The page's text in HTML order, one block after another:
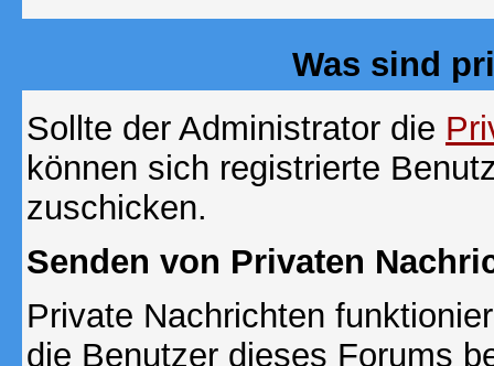
Was sind
Sollte der Administrator die
können sich registrierte
zuschicken.
Senden von Privaten
Private Nachrichten
die Benutzer dieses Forums